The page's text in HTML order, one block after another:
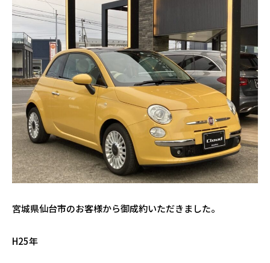
宮城県仙台市のお客様から御成約いただきました。
H25年